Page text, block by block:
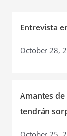
Entrevista
October 28,
Amantes de
tendrán
October 25,